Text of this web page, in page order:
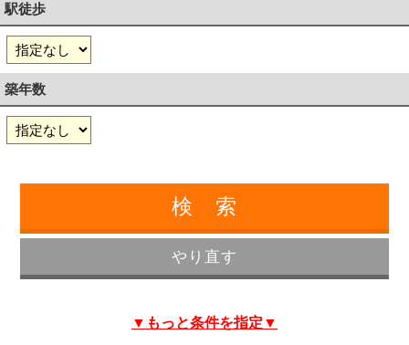
駅徒歩
築年数
▼もっと条件を指定▼